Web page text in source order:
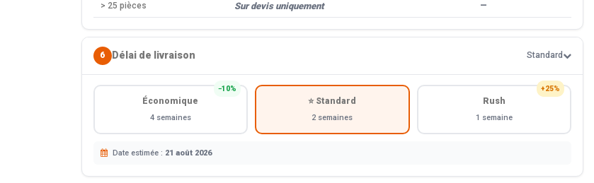
> 25 pièces Sur devis uniquement —
6 Délai de livraison Standard
−10%
Économique
4 semaines
⭐ Standard
2 semaines
+25%
Rush
1 semaine
Date estimée : 21 août 2026